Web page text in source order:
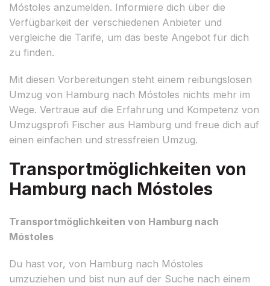
Móstoles anzumelden. Informiere dich über die
Verfügbarkeit der verschiedenen Anbieter und
vergleiche die Tarife, um das beste Angebot für dich
zu finden.
Mit diesen Vorbereitungen steht einem reibungslosen
Umzug von Hamburg nach Móstoles nichts mehr im
Wege. Vertraue auf die Erfahrung und Kompetenz von
Umzugsprofi Fischer aus Hamburg und freue dich auf
einen einfachen und stressfreien Umzug.
Transportmöglichkeiten von
Hamburg nach Móstoles
Transportmöglichkeiten von Hamburg nach
Móstoles
Du hast vor, von Hamburg nach Móstoles
umzuziehen und bist nun auf der Suche nach einem